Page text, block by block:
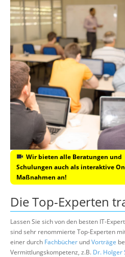
Wir bieten alle Beratungen und
Schulungen auch als interaktive
Maßnahmen an!
Die Top-Experten
Lassen Sie sich von den besten IT-
sind sehr renommierte Top-Experten
einer durch Fachbücher undVorträge
Vermittlungskompetenz, z.B. Dr. Holger